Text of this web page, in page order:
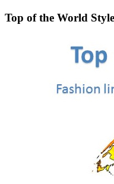
Top of the World Style